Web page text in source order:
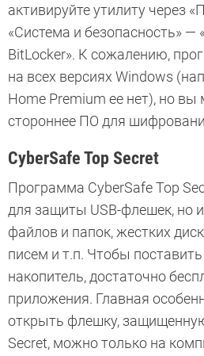
активируйте утилиту через
«Система и безопасность»
BitLocker». К сожалению,
на всех версиях Windows
Home Premium ее нет), но
стороннее ПО для
CyberSafe Top Secret
Программа CyberSafe Top
для защиты USB-флешек, но
файлов и папок, жестких
писем и т.п. Чтобы
накопитель, достаточно
приложения. Главная
открыть флешку,
Secret, можно только на